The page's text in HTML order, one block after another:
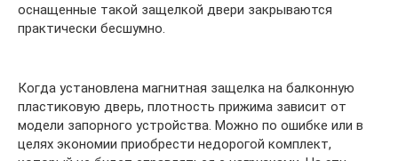
оснащенные такой защелкой двери закрываются
практически бесшумно.
Когда установлена магнитная защелка на балконную
пластиковую дверь, плотность прижима зависит от
модели запорного устройства. Можно по ошибке или в
целях экономии приобрести недорогой комплект,